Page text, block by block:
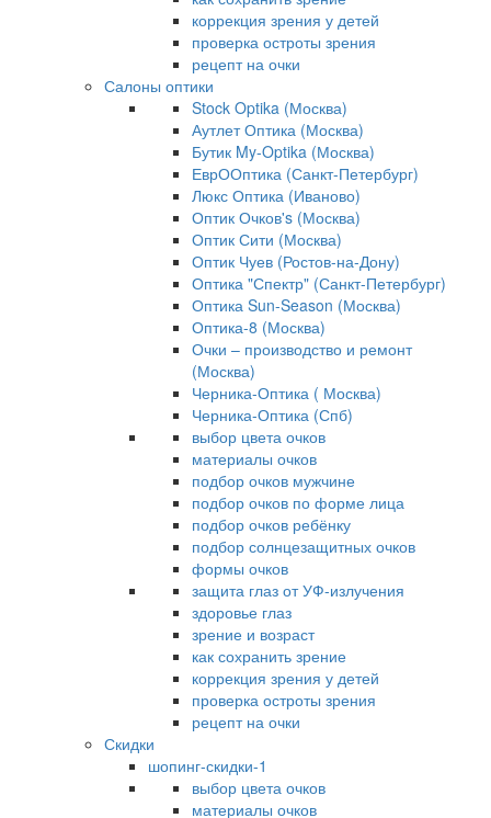
коррекция зрения у детей
проверка остроты зрения
рецепт на очки
Салоны оптики
Stock Optika (Москва)
Аутлет Оптика (Москва)
Бутик My-Optika (Москва)
ЕврООптика (Санкт-Петербург)
Люкс Оптика (Иваново)
Оптик Очков's (Москва)
Оптик Сити (Москва)
Оптик Чуев (Ростов-на-Дону)
Оптика "Спектр" (Санкт-Петербург)
Оптика Sun-Season (Москва)
Оптика-8 (Москва)
Очки – производство и ремонт
(Москва)
Черника-Оптика ( Москва)
Черника-Оптика (Спб)
выбор цвета очков
материалы очков
подбор очков мужчине
подбор очков по форме лица
подбор очков ребёнку
подбор солнцезащитных очков
формы очков
защита глаз от УФ-излучения
здоровье глаз
зрение и возраст
как сохранить зрение
коррекция зрения у детей
проверка остроты зрения
рецепт на очки
Скидки
шопинг-скидки-1
выбор цвета очков
материалы очков